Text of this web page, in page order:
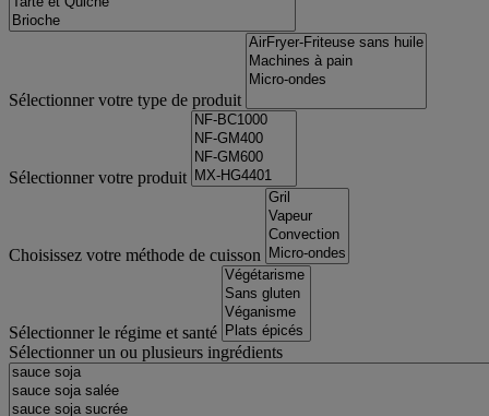
Sélectionner votre type de produit
Sélectionner votre produit
Choisissez votre méthode de cuisson
Sélectionner le régime et santé
Sélectionner un ou plusieurs ingrédients